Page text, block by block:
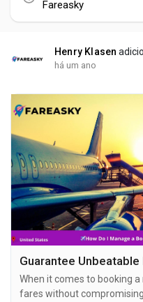
Fareasky
Henry Klasen
há um ano
Guarantee Unbeatable
When it comes to booking
fares without